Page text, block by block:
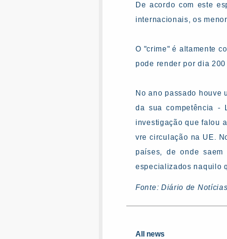
De acordo com este
internacionais, os
O "crime" é altamente
pode render por dia
No ano passado houve
da sua competência -
investigação que falou
vre circulação na UE.
países, de onde
especializados naquilo
Fonte: Diário de Notícias
All news